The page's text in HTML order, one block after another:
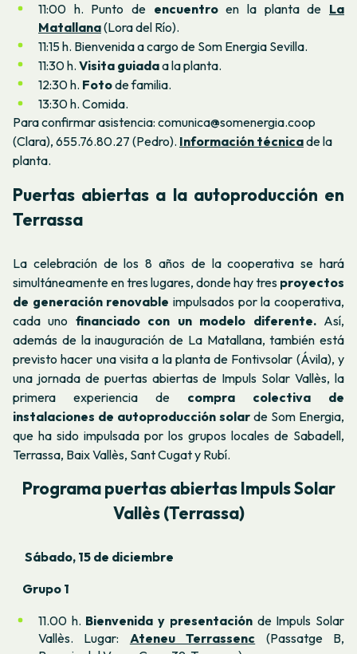
11:00 h. Punto de encuentroen la planta de La
Matallana(Lora del Río).
11:15 h. Bienvenida a cargo de Som Energia Sevilla.
11:30 h. Visita guiadaa la planta.
12:30 h. Fotode familia.
13:30 h. Comida.
Para confirmar asistencia: comunica@somenergia.coop
(Clara), 655.76.80.27 (Pedro). Información técnicade la
planta.
Puertas abiertas a la autoproducción en
Terrassa
La celebración de los 8 años de la cooperativa se hará
simultáneamente en tres lugares, donde hay tres proyectos
de generación renovable impulsados por la cooperativa,
cada uno financiado con un modelo diferente.Así,
además de la inauguración de La Matallana, también está
previsto hacer una visita a la planta de Fontivsolar (Ávila), y
una jornada de puertas abiertas de Impuls Solar Vallès, la
primera experiencia de compra colectiva de
instalaciones de autoproducción solar de Som Energia,
que ha sido impulsada por los grupos locales de Sabadell,
Terrassa, Baix Vallès, Sant Cugat y Rubí.
Programa puertas abiertas Impuls Solar
Vallès (Terrassa)
Sábado, 15 de diciembre
Grupo 1
11.00 h. Bienvenida y presentaciónde Impuls Solar
Vallès. Lugar: Ateneu Terrassenc (Passatge B,